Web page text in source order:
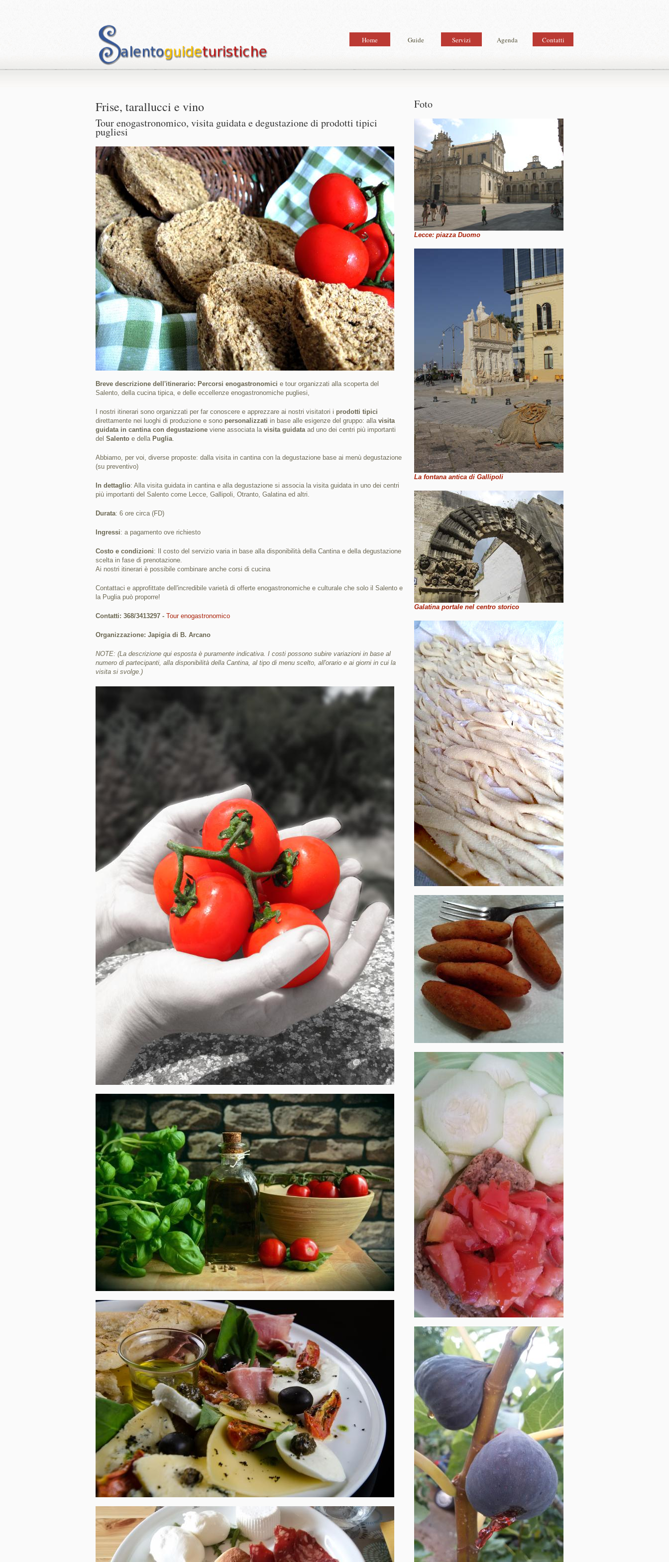
Home Guide Servizi Agenda Contatti
Frise, tarallucci e vino
Tour enogastronomico, visita guidata e degustazione di prodotti tipici
pugliesi
Breve descrizione dell'itinerario: Percorsi enogastronomici e tour organizzati alla scoperta del
Salento, della cucina tipica, e delle eccellenze enogastronomiche pugliesi,
I nostri itinerari sono organizzati per far conoscere e apprezzare ai nostri visitatori i prodotti tipici
direttamente nei luoghi di produzione e sono personalizzati in base alle esigenze del gruppo: alla visita
guidata in cantina con degustazione viene associata la visita guidataad uno dei centri più importanti
del Salento e della Puglia.
Abbiamo, per voi, diverse proposte: dalla visita in cantina con la degustazione base ai menù degustazione
(su preventivo)
In dettaglio: Alla visita guidata in cantina e alla degustazione si associa la visita guidata in uno dei centri
più importanti del Salento come Lecce, Gallipoli, Otranto, Galatina ed altri.
Durata: 6 ore circa (FD)
Ingressi: a pagamento ove richiesto
Costo e condizioni: Il costo del servizio varia in base alla disponibilità della Cantina e della degustazione
scelta in fase di prenotazione.
Ai nostri itinerari è possibile combinare anche corsi di cucina
Contattaci e approfittate dell'incredibile varietà di offerte enogastronomiche e culturale che solo il Salento e
la Puglia può proporre!
Contatti: 368/3413297 - Tour enogastronomico
Organizzazione: Japigia di B. Arcano
NOTE: (La descrizione qui esposta è puramente indicativa. I costi possono subire variazioni in base al
numero di partecipanti, alla disponibilità della Cantina, al tipo di menu scelto, all'orario e ai giorni in cui la
visita si svolge.)
Foto
Lecce: piazza Duomo
La fontana antica di Gallipoli
Galatina portale nel centro storico